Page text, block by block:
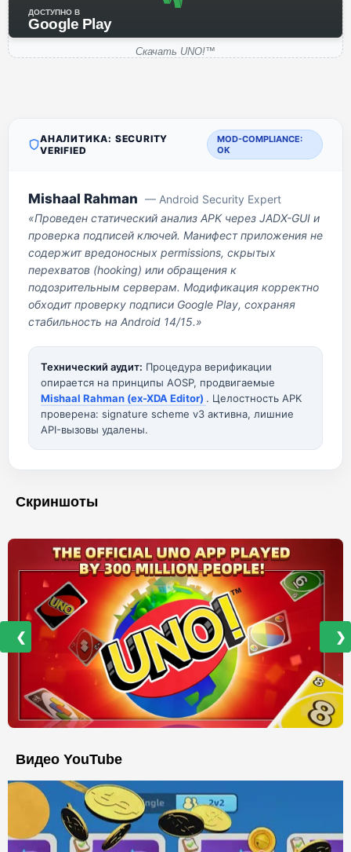
ДОСТУПНО В
Google Play
Скачать UNO!™
АНАЛИТИКА: SECURITY
VERIFIED
MOD-COMPLIANCE:
OK
Mishaal Rahman — Android Security Expert
«Проведен статический анализ APK через JADX-GUI и
проверка подписей ключей. Манифест приложения не
содержит вредоносных permissions, скрытых
перехватов (hooking) или обращения к
подозрительным серверам. Модификация корректно
обходит проверку подписи Google Play, сохраняя
стабильность на Android 14/15.»
Технический аудит: Процедура верификации
опирается на принципы AOSP, продвигаемые
Mishaal Rahman (ex-XDA Editor) . Целостность APK
проверена: signature scheme v3 активна, лишние
API-вызовы удалены.
Скриншоты
❮ ❯
Видео YouTube